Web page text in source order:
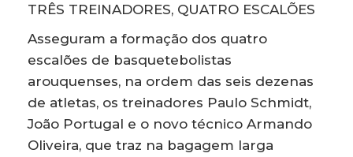
TRÊS TREINADORES, QUATRO ESCALÕES
Asseguram a formação dos quatro
escalões de basquetebolistas
arouquenses, na ordem das seis dezenas
de atletas, os treinadores Paulo Schmidt,
João Portugal e o novo técnico Armando
Oliveira, que traz na bagagem larga